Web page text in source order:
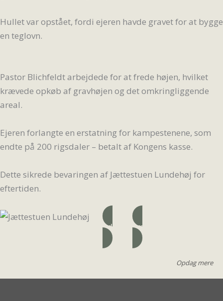
Hullet var opstået, fordi ejeren havde gravet for at bygge
en teglovn.
Pastor Blichfeldt arbejdede for at frede højen, hvilket
krævede opkøb af gravhøjen og det omkringliggende
areal.
Ejeren forlangte en erstatning for kampestenene, som
endte på 200 rigsdaler – betalt af Kongens kasse.
Dette sikrede bevaringen af Jættestuen Lundehøj for
eftertiden.
Adresse Læs mere
Opdag mere